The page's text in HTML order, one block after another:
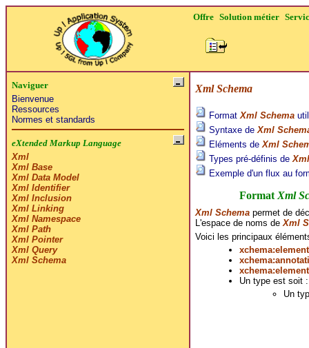
Offre Solution métier
Naviguer
Bienvenue
Ressources
Normes et standards
eXtended Markup Language
Xml
Xml Base
Xml Data Model
Xml Identifier
Xml Inclusion
Xml Linking
Xml Namespace
Xml Path
Xml Pointer
Xml Query
Xml Schema
Xml Schema
Format Xml Schema
Syntaxe de Xml
Eléments de Xml
Types pré-définis de
Exemple d'un flux au
Format Xml
Xml Schemapermet de
L'espace de noms de Xml
Voici les principaux
xchema:element
xchema:element
Un type est soit :
Un